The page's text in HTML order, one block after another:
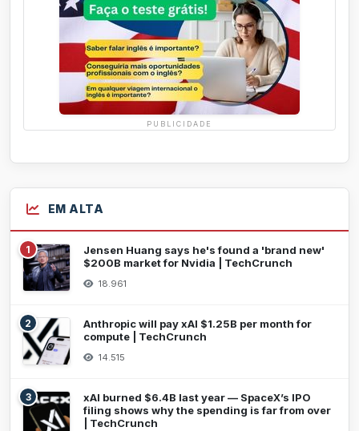
PUBLICIDADE
EM ALTA
1
Jensen Huang says he's found a 'brand new'
$200B market for Nvidia | TechCrunch
18.961
2
Anthropic will pay xAI $1.25B per month for
compute | TechCrunch
14.515
3
xAI burned $6.4B last year — SpaceX’s IPO
filing shows why the spending is far from over
| TechCrunch